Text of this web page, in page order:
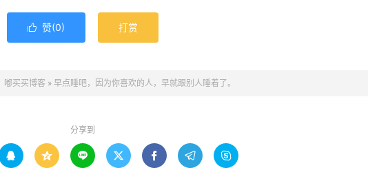
 赞(0) 打赏
嘟买买博客 » 早点睡吧，因为你喜欢的人，早就跟别人睡着了。
分享到
      